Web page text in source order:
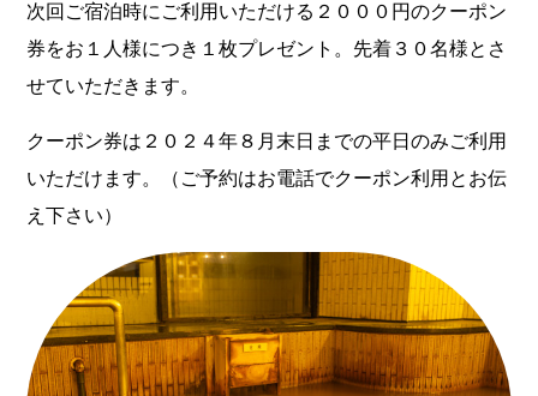
次回ご宿泊時にご利用いただける２０００円のクーポン
券をお１人様につき１枚プレゼント。先着３０名様とさ
せていただきます。
クーポン券は２０２４年８月末日までの平日のみご利用
いただけます。（ご予約はお電話でクーポン利用とお伝
え下さい）